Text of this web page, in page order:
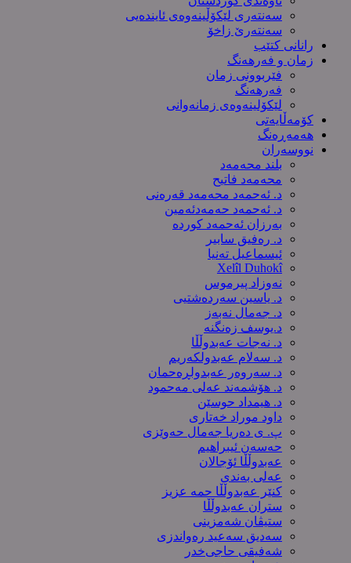
سەنتەری لێکۆڵینەوەى ئایندەیی
سەنتەرێ زاخۆ
رانانی کتێب
زمان و فەرهەنگ
فێربوونی زمان
فەرهەنگ
لێکۆلینەوەی زمانەوانی
کۆمەڵایەتی
هەمەڕەنگ
نووسەران
بلند محەمەد
محەمەد فاتیح
د. ئەحمەد محەمەد قەرەنی
د. ئەحمەد حەمەدئەمین
بەرزان ئەحمەد کورده
د. رەفیق سابیر
ئیسماعیل تەنیا
Xelîl Duhokî
نەوزاد پیرموس
د. یاسین سەردەشتیی
د. جەمال نەبەز
د.یوسف زه‌نگنه‌
د. نەجات عەبدوڵڵا
د. سەلام عەبدولكەریم
د. سەروەر عەبدولڕەحمان
د. هۆشمەند عەلی مەحمود
د. هیمداد حوسێن
داود موراد خەتاری
پ. ی دەریا جەمال حەوێزی
حەسەن ئیبراهیم
عەبدوڵڵا ئۆجالان
عەلی بەندی
کنێر عەبدوڵڵا حمە عزیز
ستران عەبدوڵڵا
ستیڤان شەمزینی
سەدیق سەعید رەواندزی
شه‌فیقی حاجی‌خدر